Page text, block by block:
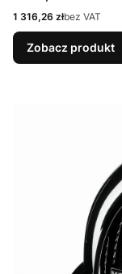
Cena
1 316,26 złbez VAT
Zobacz produkt